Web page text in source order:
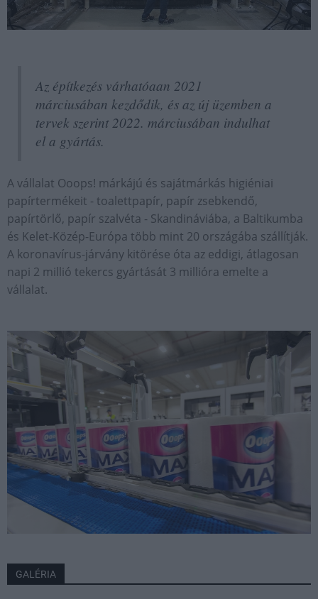
Az építkezés várhatóaan 2021
márciusában kezdődik, és az új üzemben a
tervek szerint 2022. márciusában indulhat
el a gyártás.
A vállalat Ooops! márkájú és sajátmárkás higiéniai
papírtermékeit - toalettpapír, papír zsebkendő,
papírtörlő, papír szalvéta - Skandináviába, a Baltikumba
és Kelet-Közép-Európa több mint 20 országába szállítják.
A koronavírus-járvány kitörése óta az eddigi, átlagosan
napi 2 millió tekercs gyártását 3 millióra emelte a
vállalat.
GALÉRIA